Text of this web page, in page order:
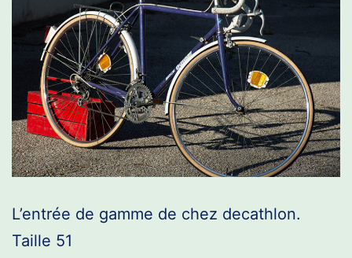
L’entrée de gamme de chez decathlon.
Taille 51